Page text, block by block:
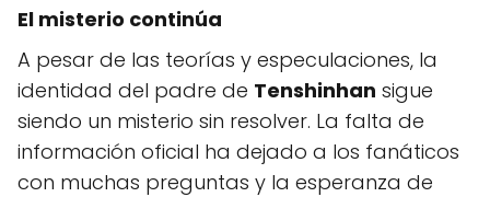
El misterio continúa
A pesar de las teorías y especulaciones, la
identidad del padre de Tenshinhan sigue
siendo un misterio sin resolver. La falta de
información oficial ha dejado a los fanáticos
con muchas preguntas y la esperanza de